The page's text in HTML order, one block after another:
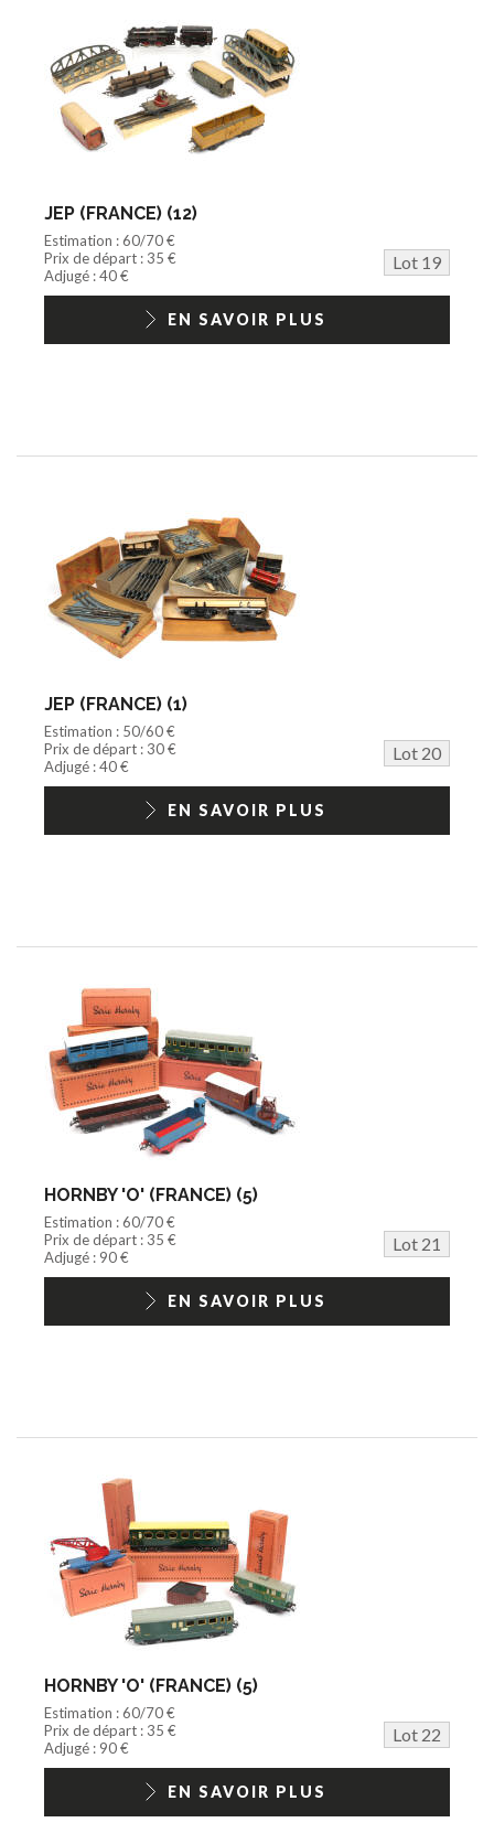
JEP (FRANCE) (12)
Estimation : 60/70 €
Prix de départ : 35 €
Lot 19
Adjugé : 40 €
EN SAVOIR PLUS
JEP (FRANCE) (1)
Estimation : 50/60 €
Prix de départ : 30 €
Lot 20
Adjugé : 40 €
EN SAVOIR PLUS
HORNBY 'O' (FRANCE) (5)
Estimation : 60/70 €
Prix de départ : 35 €
Lot 21
Adjugé : 90 €
EN SAVOIR PLUS
HORNBY 'O' (FRANCE) (5)
Estimation : 60/70 €
Prix de départ : 35 €
Lot 22
Adjugé : 90 €
EN SAVOIR PLUS